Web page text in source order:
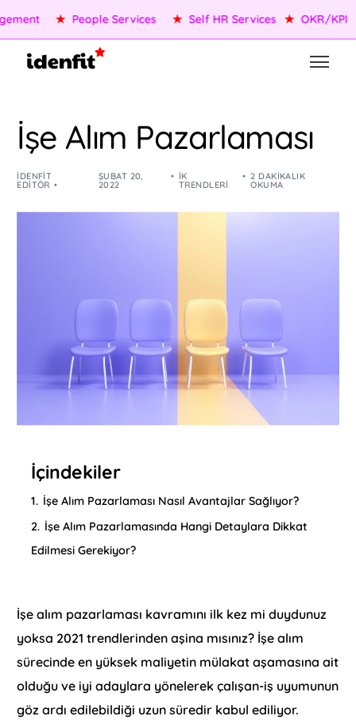
OKR/KPI ★ AI Agents ★ Performance Management ★
İşe Alım Pazarlaması
IDENFIT
EDITÖR
ŞUBAT 20,
2022
İK
TRENDLERI
2 DAKIKALIK
OKUMA
İçindekiler
1. İşe Alım Pazarlaması Nasıl Avantajlar Sağlıyor?
2. İşe Alım Pazarlamasında Hangi Detaylara Dikkat
Edilmesi Gerekiyor?
İşe alım pazarlaması kavramını ilk kez mi duydunuz
yoksa 2021 trendlerinden aşina mısınız? İşe alım
sürecinde en yüksek maliyetin mülakat aşamasına ait
olduğu ve iyi adaylara yönelerek çalışan-iş uyumunun
göz ardı edilebildiği uzun süredir kabul ediliyor.